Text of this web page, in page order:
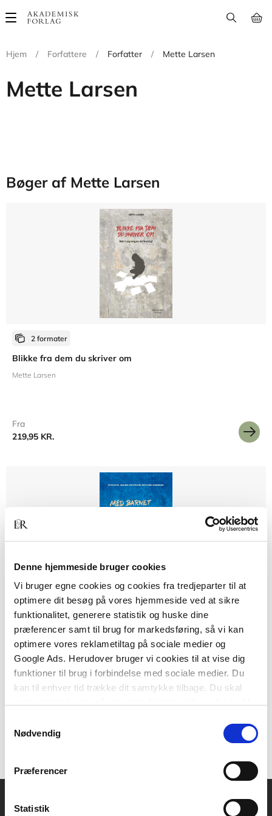
Denne hjemmeside bruger cookies
Vi bruger egne cookies og cookies fra tredjeparter til at
optimere dit besøg på vores hjemmeside ved at sikre
funktionalitet, generere statistik og huske dine
præferencer samt til brug for markedsføring, så vi kan
optimere vores reklametiltag på sociale medier og
Google Ads. Herudover bruger vi cookies til at vise dig
funktioner til brug i forbindelse med sociale medier. Du
kan til enhver tid trække dit samtykke tilbage. Du skal
tilbagetrækker et samtykke.
Nødvendig
Præferencer
Statistik
Main
Hjem
/ Forfattere / Forfatter / Mette Larsen
Mette Larsen
Bøger af Mette Larsen
2 formater
Blikke fra dem du skriver om
Mette Larsen
Fra
219,95 KR.
2 formater
Med barnet på skulderen
Mette Larsen Idamarie Leth Svendsen Bettina Bruun Andersen
Fra